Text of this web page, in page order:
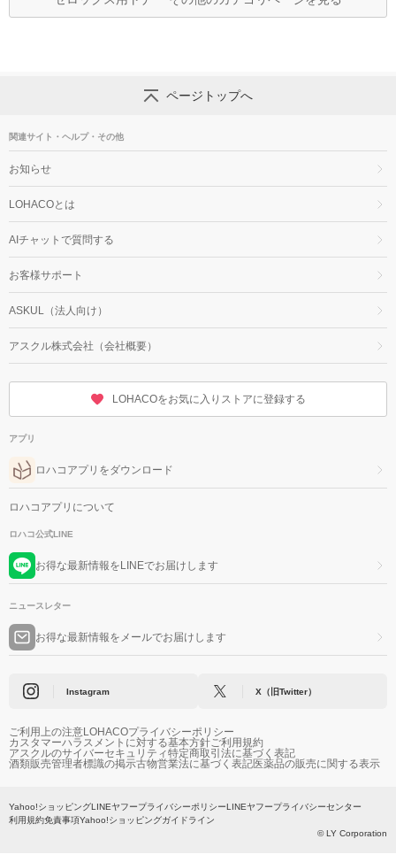
ページトップへ
関連サイト・ヘルプ・その他
お知らせ
LOHACOとは
AIチャットで質問する
お客様サポート
ASKUL（法人向け）
アスクル株式会社（会社概要）
LOHACOをお気に入りストアに登録する
アプリ
ロハコアプリをダウンロード
ロハコアプリについて
ロハコ公式LINE
お得な最新情報をLINEでお届けします
ニュースレター
お得な最新情報をメールでお届けします
Instagram X（旧Twitter）
ご利用上の注意LOHACOプライバシーポリシー
カスタマーハラスメントに対する基本方針ご利用規約
アスクルのサイバーセキュリティ特定商取引法に基づく表記
酒類販売管理者標識の掲示古物営業法に基づく表記医薬品の販売に関する表示
Yahoo!ショッピングLINEヤフープライバシーポリシーLINEヤフープライバシーセンター
利用規約免責事項Yahoo!ショッピングガイドライン
© LY Corporation